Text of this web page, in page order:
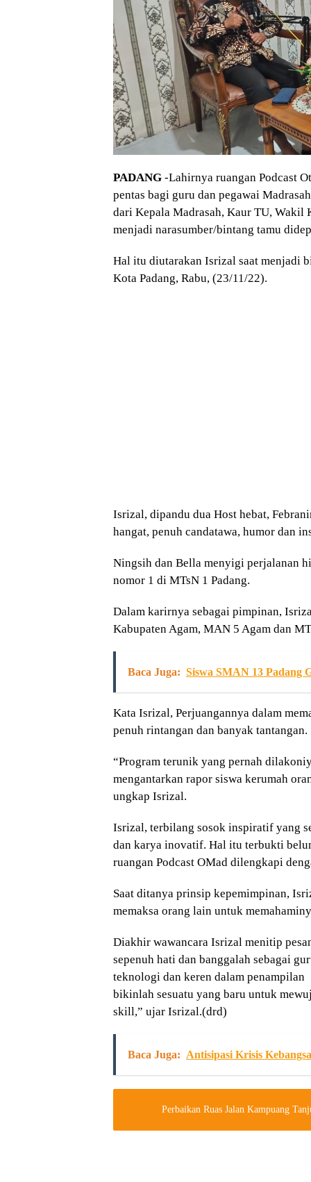
PADANG -Lahirnya ruangan Podcast
pentas bagi guru dan pegawai
dari Kepala Madrasah, Kaur TU, Wakil
menjadi narasumber/bintang tamu
Hal itu diutarakan Isrizal saat menjadi
Kota Padang, Rabu, (23/11/22).
Isrizal, dipandu dua Host hebat,
hangat, penuh candatawa, humor dan
Ningsih dan Bella menyigi perjalanan
nomor 1 di MTsN 1 Padang.
Dalam karirnya sebagai pimpinan,
Kabupaten Agam, MAN 5 Agam dan
Baca Juga: Siswa SMAN 13 Padang
Kata Isrizal, Perjuangannya dalam
penuh rintangan dan banyak tantangan.
“Program terunik yang pernah
mengantarkan rapor siswa kerumah
ungkap Isrizal.
Isrizal, terbilang sosok inspiratif yang
dan karya inovatif. Hal itu terbukti
ruangan Podcast OMad dilengkapi
Saat ditanya prinsip kepemimpinan,
memaksa orang lain untuk
Diakhir wawancara Isrizal menitip
sepenuh hati dan banggalah sebagai
teknologi dan keren dalam penampilan
bikinlah sesuatu yang baru untuk
skill,” ujar Isrizal.(drd)
Baca Juga: Antisipasi Krisis
Perbaikan Ruas Jalan Kampuang